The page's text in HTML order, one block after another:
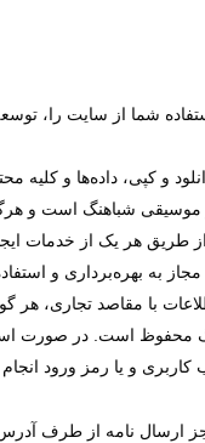
شما از سایت را،
و کپی، داده‌ها و کلیه
شباهنگ است و
طریق هر یک از خدمات
به بهره‌‏برداری و
با مقاصد تجاری، هر
محفوظ است. در صورت
و یا رمز ورود انجام
ارسال نامه از طرف